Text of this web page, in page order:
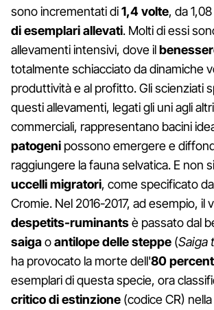
sono incrementati di1,4 volte, da
di esemplari allevati. Molti di essi
allevamenti intensivi, dove il
totalmente schiacciato da dinamiche
produttività e al profitto. Gli scienziati
questi allevamenti, legati gli uni agli
commerciali, rappresentano bacini
patogeni possono emergere e
raggiungere la fauna selvatica. E non
uccelli migratori, come specificato
Cromie. Nel 2016-2017, ad esempio, il
despetits-ruminantsè passato dal
saigaoantilope delle steppe (Saiga
ha provocato la morte dell'80
esemplari di questa specie, ora
critico di estinzione (codice CR)